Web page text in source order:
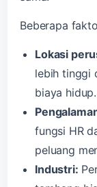
Beberapa
Lokasi
lebih tinggi
biaya hidup.
fungsi HR
peluang
Industri: